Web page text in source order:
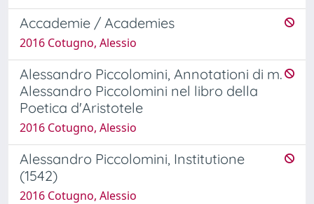
Accademie / Academies
2016 Cotugno, Alessio
Alessandro Piccolomini, Annotationi di m.
Alessandro Piccolomini nel libro della
Poetica d'Aristotele
2016 Cotugno, Alessio
Alessandro Piccolomini, Institutione
(1542)
2016 Cotugno, Alessio